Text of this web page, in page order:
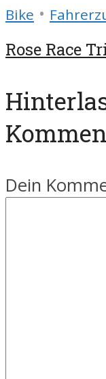
Bike •
Rose Race
Dein